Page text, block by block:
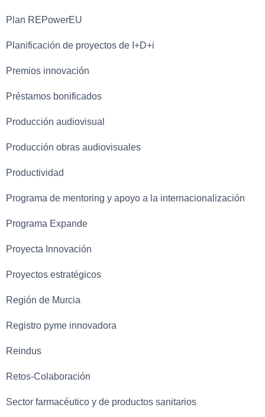
Plan REPowerEU
Planificación de proyectos de I+D+i
Premios innovación
Préstamos bonificados
Producción audiovisual
Producción obras audiovisuales
Productividad
Programa de mentoring y apoyo a la internacionalización
Programa Expande
Proyecta Innovación
Proyectos estratégicos
Región de Murcia
Registro pyme innovadora
Reindus
Retos-Colaboración
Sector farmacéutico y de productos sanitarios